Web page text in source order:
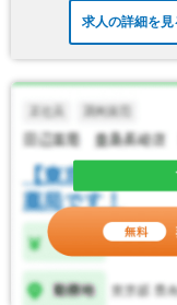
求人の詳細を見